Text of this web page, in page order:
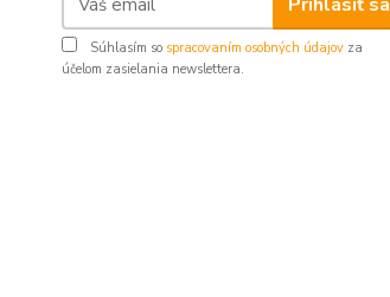
Súhlasím so spracovaním osobných údajov za
účelom zasielania newslettera.